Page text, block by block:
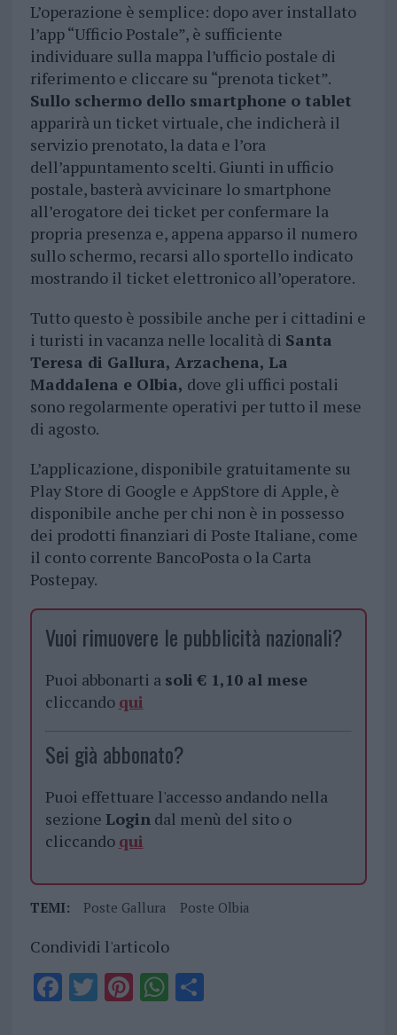
L’operazione è semplice: dopo aver installato
l’app “Ufficio Postale”, è sufficiente
individuare sulla mappa l’ufficio postale di
riferimento e cliccare su “prenota ticket”.
Sullo schermo dello smartphone o tablet
apparirà un ticket virtuale, che indicherà il
servizio prenotato, la data e l’ora
dell’appuntamento scelti. Giunti in ufficio
postale, basterà avvicinare lo smartphone
all’erogatore dei ticket per confermare la
propria presenza e, appena apparso il numero
sullo schermo, recarsi allo sportello indicato
mostrando il ticket elettronico all’operatore.
Tutto questo è possibile anche per i cittadini e
i turisti in vacanza nelle località di Santa
Teresa di Gallura, Arzachena, La
Maddalena e Olbia, dove gli uffici postali
sono regolarmente operativi per tutto il mese
di agosto.
L’applicazione, disponibile gratuitamente su
Play Store di Google e AppStore di Apple, è
disponibile anche per chi non è in possesso
dei prodotti finanziari di Poste Italiane, come
il conto corrente BancoPosta o la Carta
Postepay.
Vuoi rimuovere le pubblicità nazionali?
Puoi abbonarti a soli € 1,10 al mese
cliccando qui
Sei già abbonato?
Puoi effettuare l'accesso andando nella
sezione Logindal menù del sito o
cliccando qui
TEMI: Poste Gallura Poste Olbia
Condividi l'articolo
F T PiWS